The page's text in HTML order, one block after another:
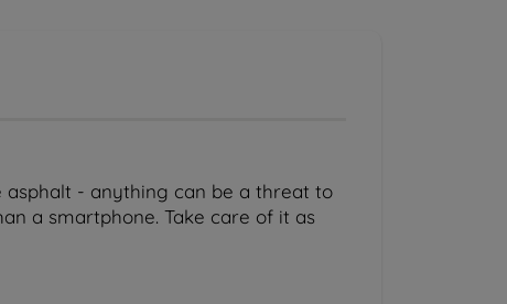
asphalt - anything can be a threat to
a smartphone. Take care of it as